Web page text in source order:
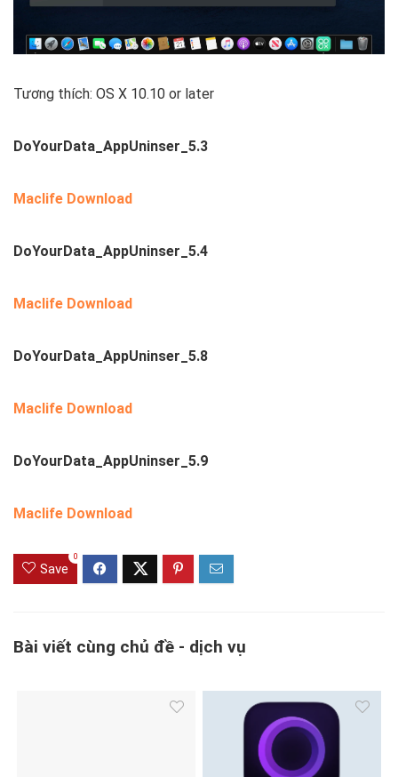
Tương thích: OS X 10.10 or later
DoYourData_AppUninser_5.3
Maclife Download
DoYourData_AppUninser_5.4
Maclife Download
DoYourData_AppUninser_5.8
Maclife Download
DoYourData_AppUninser_5.9
Maclife Download
Save
0
Bài viết cùng chủ đề - dịch vụ